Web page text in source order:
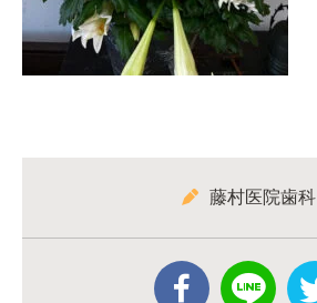
藤村医院歯科